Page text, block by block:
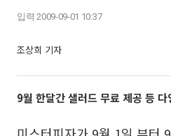
입력 2009-09-01 10:37
조상희 기자
9월 한달간 샐러드 무료 제공 등